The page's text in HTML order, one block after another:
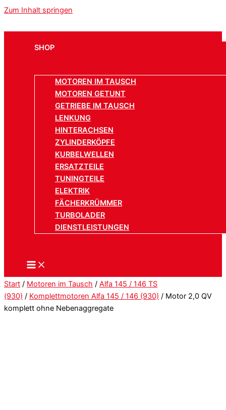
Zum Inhalt springen
SHOP
MOTOREN IM TAUSCH
MOTOREN GETUNT
GETRIEBE IM TAUSCH
LENKUNG
HINTERACHSEN
ZYLINDERKÖPFE
KURBELWELLEN
ERSATZTEILE
TUNINGTEILE
ELEKTRIK
FÄCHERKRÜMMER
TURBOLADER
DIENSTLEISTUNGEN
Start / Motoren im Tausch / Alfa 145 / 146 TS
(930) / Komplettmotoren Alfa 145 / 146 (930) / Motor 2,0 QV
komplett ohne Nebenaggregate